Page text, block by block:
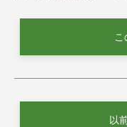
こ
以